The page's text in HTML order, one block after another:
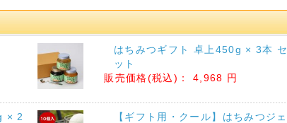
はちみつギフト 卓上450g × 3本 セ
ット
販売価格(税込)：
4,968 円
× 2 【ギフト用・クール】はちみつジェ